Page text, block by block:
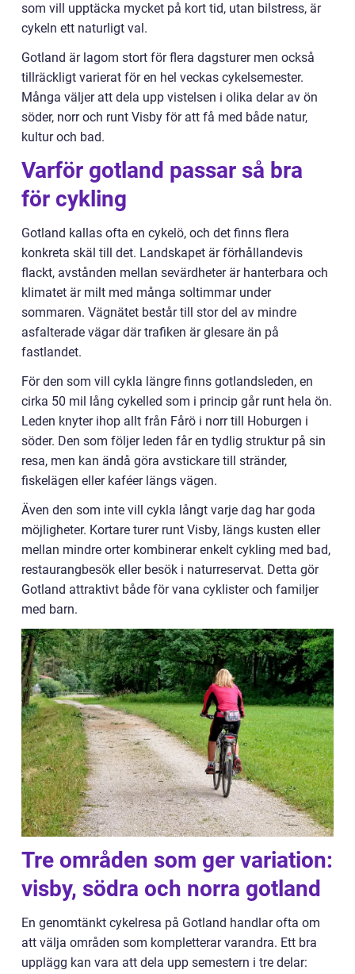
som vill upptäcka mycket på kort tid, utan bilstress, är
cykeln ett naturligt val.
Gotland är lagom stort för flera dagsturer men också
tillräckligt varierat för en hel veckas cykelsemester.
Många väljer att dela upp vistelsen i olika delar av ön
söder, norr och runt Visby för att få med både natur,
kultur och bad.
Varför gotland passar så bra
för cykling
Gotland kallas ofta en cykelö, och det finns flera
konkreta skäl till det. Landskapet är förhållandevis
flackt, avstånden mellan sevärdheter är hanterbara och
klimatet är milt med många soltimmar under
sommaren. Vägnätet består till stor del av mindre
asfalterade vägar där trafiken är glesare än på
fastlandet.
För den som vill cykla längre finns gotlandsleden, en
cirka 50 mil lång cykelled som i princip går runt hela ön.
Leden knyter ihop allt från Fårö i norr till Hoburgen i
söder. Den som följer leden får en tydlig struktur på sin
resa, men kan ändå göra avstickare till stränder,
fiskelägen eller kaféer längs vägen.
Även den som inte vill cykla långt varje dag har goda
möjligheter. Kortare turer runt Visby, längs kusten eller
mellan mindre orter kombinerar enkelt cykling med bad,
restaurangbesök eller besök i naturreservat. Detta gör
Gotland attraktivt både för vana cyklister och familjer
med barn.
Tre områden som ger variation:
visby, södra och norra gotland
En genomtänkt cykelresa på Gotland handlar ofta om
att välja områden som kompletterar varandra. Ett bra
upplägg kan vara att dela upp semestern i tre delar: